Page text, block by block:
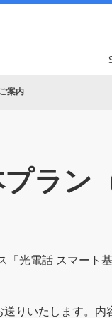
案内
ラン
光電話 スマート
りいたします。